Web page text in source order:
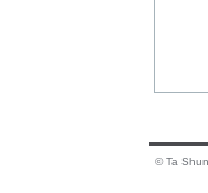
© Ta